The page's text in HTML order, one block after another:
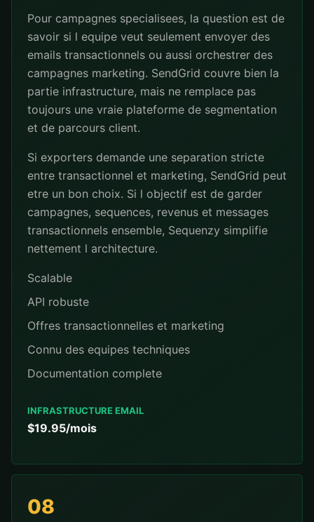
Pour campagnes specialisees, la question est de
savoir si l equipe veut seulement envoyer des
emails transactionnels ou aussi orchestrer des
campagnes marketing. SendGrid couvre bien la
partie infrastructure, mais ne remplace pas
toujours une vraie plateforme de segmentation
et de parcours client.
Si exporters demande une separation stricte
entre transactionnel et marketing, SendGrid peut
etre un bon choix. Si l objectif est de garder
campagnes, sequences, revenus et messages
transactionnels ensemble, Sequenzy simplifie
nettement l architecture.
Scalable
API robuste
Offres transactionnelles et marketing
Connu des equipes techniques
Documentation complete
INFRASTRUCTURE EMAIL
$19.95/mois
08